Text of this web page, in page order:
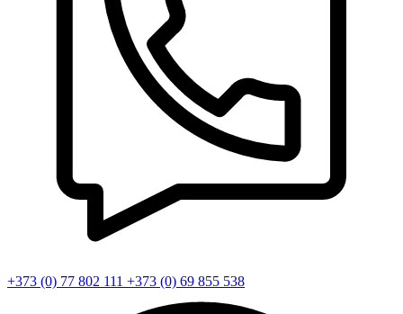
+373 (0) 77 802 111 +373 (0) 69 855 538